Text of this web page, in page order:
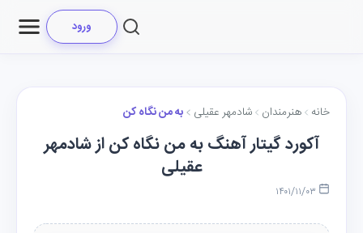
ورود
خانه هنرمندان شادمهر عقیلی به من نگاه کن
آکورد گیتار آهنگ به من نگاه کن از شادمهر
عقیلی